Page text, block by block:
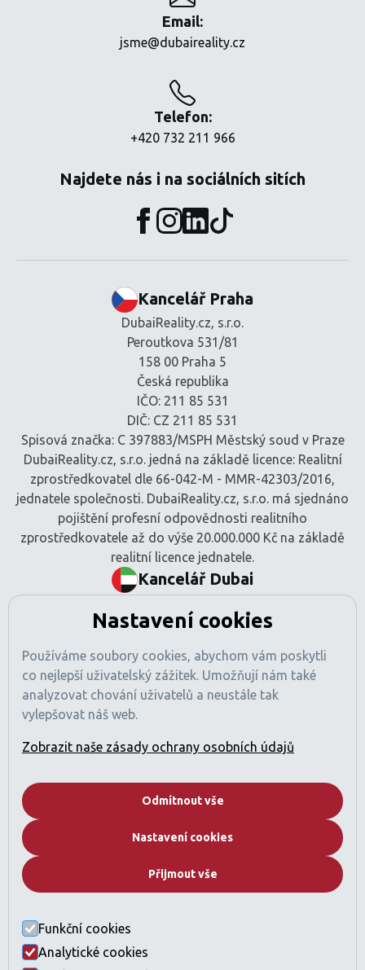
Email:
jsme@dubaireality.cz
Telefon:
+420 732 211 966
Najdete nás i na sociálních sitích
Kancelář Praha
DubaiReality.cz, s.r.o.
Peroutkova 531/81
158 00 Praha 5
Česká republika
IČO: 211 85 531
DIČ: CZ 211 85 531
Spisová značka: C 397883/MSPH Městský soud v Praze
DubaiReality.cz, s.r.o. jedná na základě licence: Realitní
zprostředkovatel dle 66-042-M - MMR-42303/2016,
jednatele společnosti. DubaiReality.cz, s.r.o. má sjednáno
pojištění profesní odpovědnosti realitního
zprostředkovatele až do výše 20.000.000 Kč na základě
realitní licence jednatele.
Kancelář Dubai
Tamani Arts Offices, Office 741
Dubaj, SAE
Číslo obchodní licence: 1470425
Registrace RERA: 49189
Obchodní registr: 2529912
Licencovaná činnost: Zprostředkování nákupu a prodeje
s požadavky regulací SAE).
Kdo jsme
Developeři
Právní ustanovení a GDPR
Nastavení cookies
Používáme soubory cookies, abychom vám poskytli
co nejlepší uživatelský zážitek. Umožňují nám také
analyzovat chování uživatelů a neustále tak
vylepšovat náš web.
Zobrazit naše zásady ochrany osobních údajů
Odmítnout vše
Nastavení cookies
Přijmout vše
Funkční cookies
Analytické cookies